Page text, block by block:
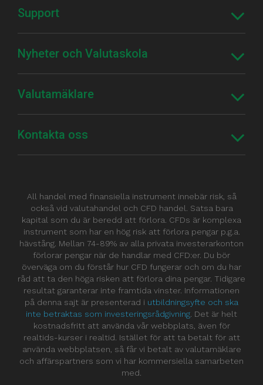
Support
Nyheter och Valutaskola
Valutamäklare
Kontakta oss
All handel med finansiella instrument innebär risk, så
också vid valutahandel och CFD handel. Satsa bara
kapital som du är beredd att förlora. CFDs är komplexa
instrument som har en hög risk att förlora pengar p.g.a.
hävstång. Mellan 74-89% av alla privata investerarkonton
förlorar pengar när de handlar med CFD:er. Du bör
överväga om du förstår hur CFD fungerar och om du har
råd att ta den höga risken att förlora dina pengar. Tidigare
resultat garanterar inte framtida vinster. Informationen
på denna sajt är presenterad i utbildningsyfte och ska
inte betraktas som investeringsrådgivning . Det är helt
kostnadsfritt att använda vår webbplats, även för
realtids-kurser i realtid. Istället för att ta betalt för att
använda webbplatsen, så får vi betalt av valutamäklare
och affärspartners som vi har kommersiella samarbeten
med.